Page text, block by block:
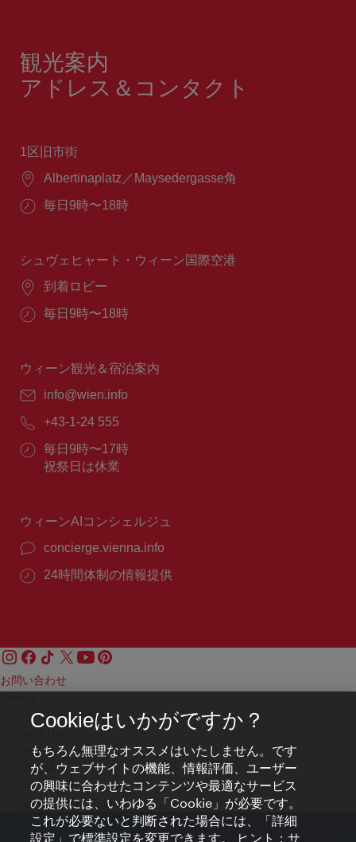
観光案内
アドレス＆コンタクト
1区旧市街
場
Albertinaplatz／Maysedergasse角
営
間：
毎日9時〜18時
シュヴェヒャート・ウィーン国際空港
場
到着ロビー
営
間：
毎日9時〜18時
ウィーン観光＆宿泊案内
E
ー
ル：
info@wien.info
電
番
号：
+43-1-24 555
営
業
毎日9時〜17時
祝祭日は休業
ウィーンAIコンシェルジュ
concierge.vienna.info
24時間体制の情報提供
お問い合わせ
プライバシーポリシー
アクセシビリティ
プレス連絡先
クッキーの設定
© Copyright WienTourismus
Cookieはいかがですか？
もちろん無理なオススメはいたしません。です
が、ウェブサイトの機能、情報評価、ユーザー
の興味に合わせたコンテンツや最適なサービス
の提供には、いわゆる「Cookie」が必要です。
これが必要ないと判断された場合には、「詳細
設定」で標準設定を変更できます。 ヒント：サ